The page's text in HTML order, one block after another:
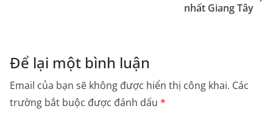
nhất Giang Tây
Để lại một bình luận
Email của bạn sẽ không được hiển thị công khai. Các
trường bắt buộc được đánh dấu *